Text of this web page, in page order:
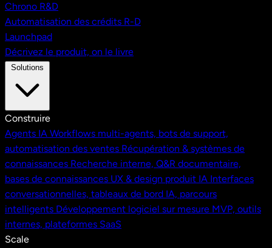
Chrono R&D
Automatisation des crédits R-D
Launchpad
Décrivez le produit, on le livre
Construire
Agents IA Workflows multi-agents, bots de support,
automatisation des ventes Récupération & systèmes de
connaissances Recherche interne, Q&R documentaire,
bases de connaissances UX & design produit IA Interfaces
conversationnelles, tableaux de bord IA, parcours
intelligents Développement logiciel sur mesure MVP, outils
internes, plateformes SaaS
Scale